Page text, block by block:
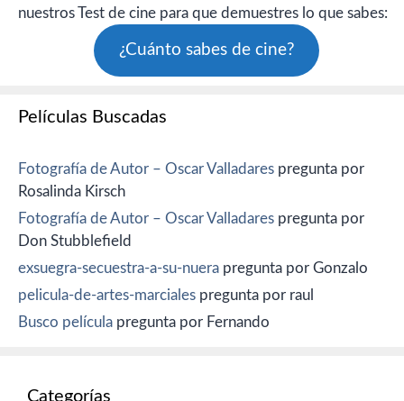
nuestros Test de cine para que demuestres lo que sabes:
¿Cuánto sabes de cine?
Películas Buscadas
Fotografía de Autor – Oscar Valladares pregunta por
Rosalinda Kirsch
Fotografía de Autor – Oscar Valladares pregunta por
Don Stubblefield
exsuegra-secuestra-a-su-nuera pregunta por Gonzalo
pelicula-de-artes-marciales pregunta por raul
Busco película pregunta por Fernando
Categorías